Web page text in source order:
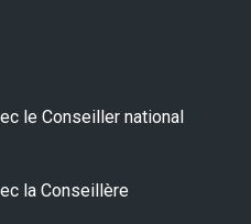
le Conseiller national
la Conseillère